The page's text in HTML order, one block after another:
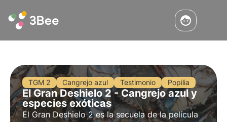
TGM 2 Cangrejo azul Testimonio Popilia
El Gran Deshielo 2 - Cangrejo azul y
especies exóticas
El Gran Deshielo 2 es la secuela de la película